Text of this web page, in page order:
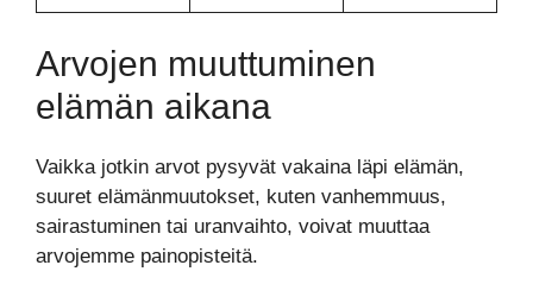
Arvojen muuttuminen
elämän aikana
Vaikka jotkin arvot pysyvät vakaina läpi elämän,
suuret elämänmuutokset, kuten vanhemmuus,
sairastuminen tai uranvaihto, voivat muuttaa
arvojemme painopisteitä.